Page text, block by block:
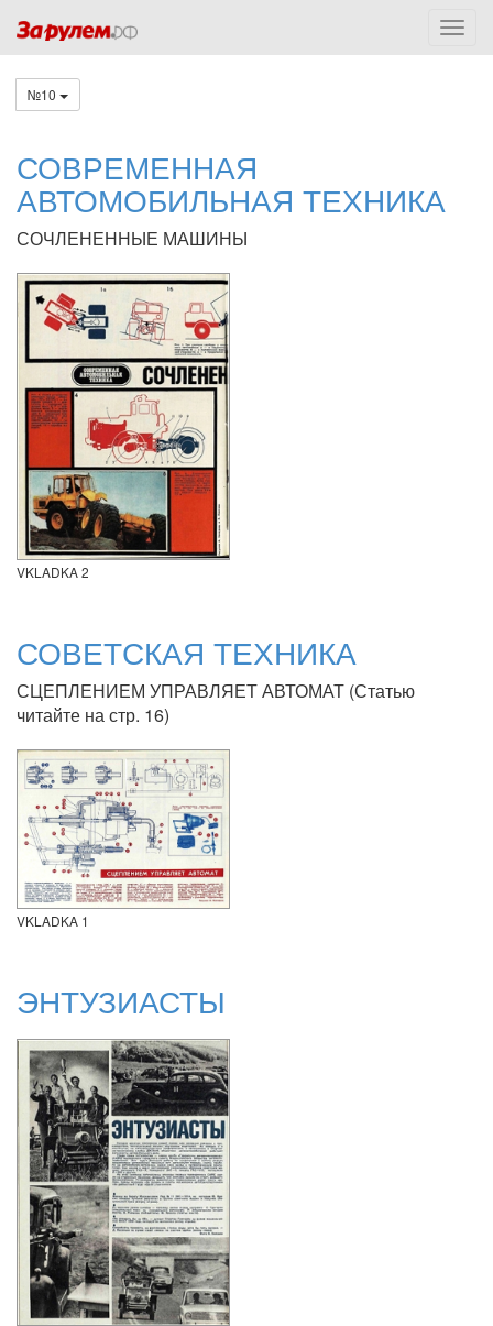
№10
СОВРЕМЕННАЯ
АВТОМОБИЛЬНАЯ ТЕХНИКА
СОЧЛЕНЕННЫЕ МАШИНЫ
VKLADKA 2
СОВЕТСКАЯ ТЕХНИКА
СЦЕПЛЕНИЕМ УПРАВЛЯЕТ АВТОМАТ (Статью
читайте на стр. 16)
VKLADKA 1
ЭНТУЗИАСТЫ